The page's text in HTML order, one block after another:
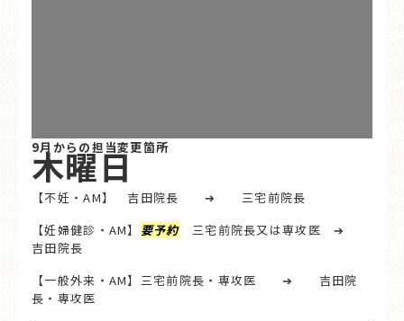
9月からの担当変更箇所
木曜日
【不妊・AM】 吉田院長 ➔ 三宅前院長
【妊婦健診・AM】 要予約三宅前院長又は専攻医 ➔
吉田院長
【一般外来・AM】三宅前院長・専攻医 ➔ 吉田院
長・専攻医